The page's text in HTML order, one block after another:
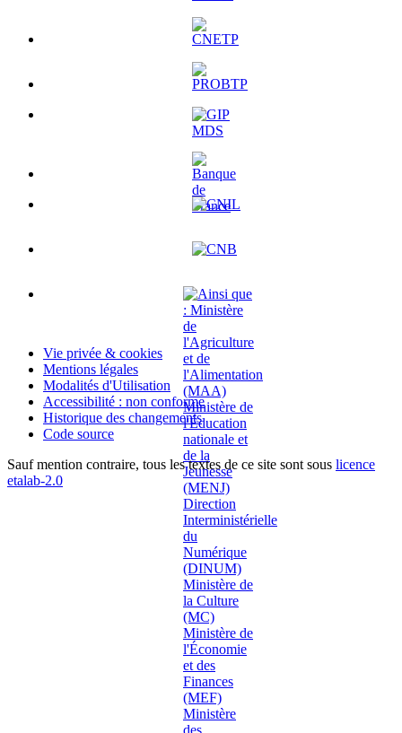
Vie privée & cookies
Mentions légales
Modalités d'Utilisation
Accessibilité : non conforme
Historique des changements
Code source
Sauf mention contraire, tous les textes de ce site sont sous licence
etalab-2.0